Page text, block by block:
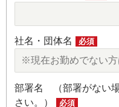
社名・団体名 必須
部署名 （部署がない
さい。）
必須